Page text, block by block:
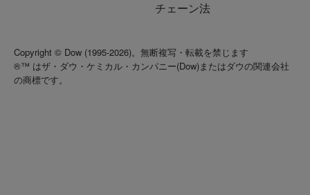
チェーン法
Copyright © Dow (1995-2026)。無断複写・転載を禁じます
®™ はザ・ダウ・ケミカル・カンパニー(Dow)またはダウの関連会社
の商標です。